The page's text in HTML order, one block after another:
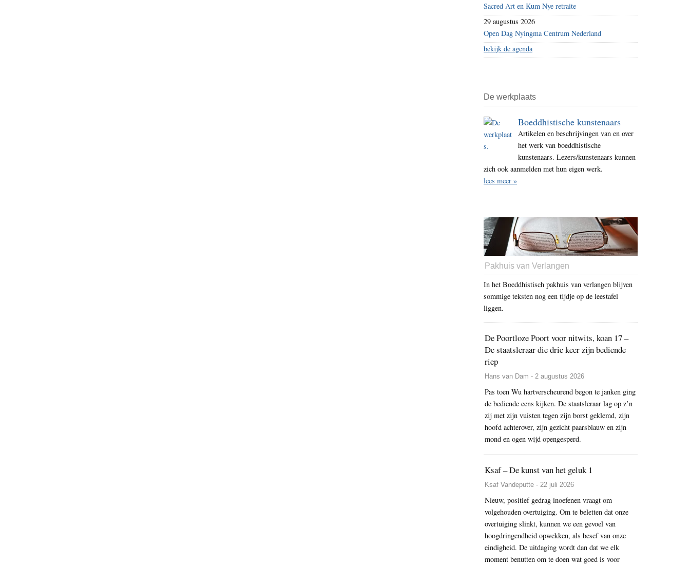
Sacred Art en Kum Nye retraite
29 augustus 2026
Open Dag Nyingma Centrum Nederland
bekijk de agenda
De werkplaats
Boeddhistische kunstenaars
Artikelen en beschrijvingen van en over
het werk van boeddhistische
kunstenaars. Lezers/kunstenaars kunnen
zich ook aanmelden met hun eigen werk.
lees meer »
Pakhuis van Verlangen
In het Boeddhistisch pakhuis van verlangen blijven
sommige teksten nog een tijdje op de leestafel
liggen.
De Poortloze Poort voor nitwits, koan 17 –
De staatsleraar die drie keer zijn bediende
riep
Hans van Dam - 2 augustus 2026
Pas toen Wu hartverscheurend begon te janken ging
de bediende eens kijken. De staatsleraar lag op z’n
zij met zijn vuisten tegen zijn borst geklemd, zijn
hoofd achterover, zijn gezicht paarsblauw en zijn
mond en ogen wijd opengesperd.
Ksaf – De kunst van het geluk 1
Ksaf Vandeputte - 22 juli 2026
Nieuw, positief gedrag inoefenen vraagt om
volgehouden overtuiging. Om te beletten dat onze
overtuiging slinkt, kunnen we een gevoel van
hoogdringendheid opwekken, als besef van onze
eindigheid. De uitdaging wordt dan dat we elk
moment benutten om te doen wat goed is voor